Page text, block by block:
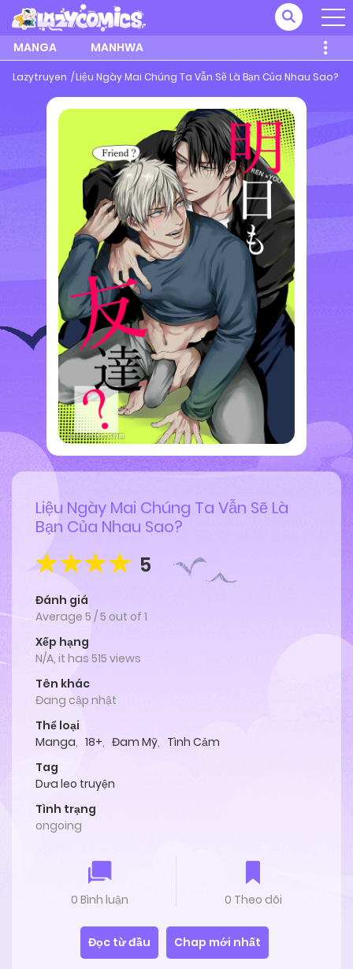
MANGA MANHWA
Lazytruyen Liệu Ngày Mai Chúng Ta Vẫn Sẽ Là Bạn Của Nhau Sao?
Liệu Ngày Mai Chúng Ta Vẫn Sẽ Là
Bạn Của Nhau Sao?
5
Đánh giá
Average 5 /5 out of 1
Xếp hạng
N/A, it has 515 views
Tên khác
Đang cập nhật
Thể loại
Manga, 18+, Đam Mỹ, Tình Cảm
Tag
Dưa leo truyện
Tình trạng
ongoing
0 Bình luận 0 Theo dõi
Đọc từ đầu Chap mới nhất